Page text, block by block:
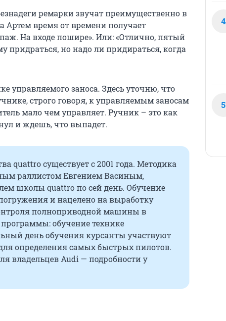
ремарки звучат преимущественно в
Артем время от времени получает
На входе пошире». Или: «Отлично, пятый
но надо ли придираться, когда
управляемого заноса. Здесь уточню, что
строго говоря, к управляемым заносам
мало чем управляет. Ручник – это как
и ждешь, что выпадет.
quattro существует с 2001 года. Методика
раллистом Евгением Васиным,
школы quattro по сей день. Обучение
и нацелено на выработку
полноприводной машины в
обучение технике
день обучения курсанты участвуют
определения самых быстрых пилотов.
владельцев Audi — подробности у
4
5